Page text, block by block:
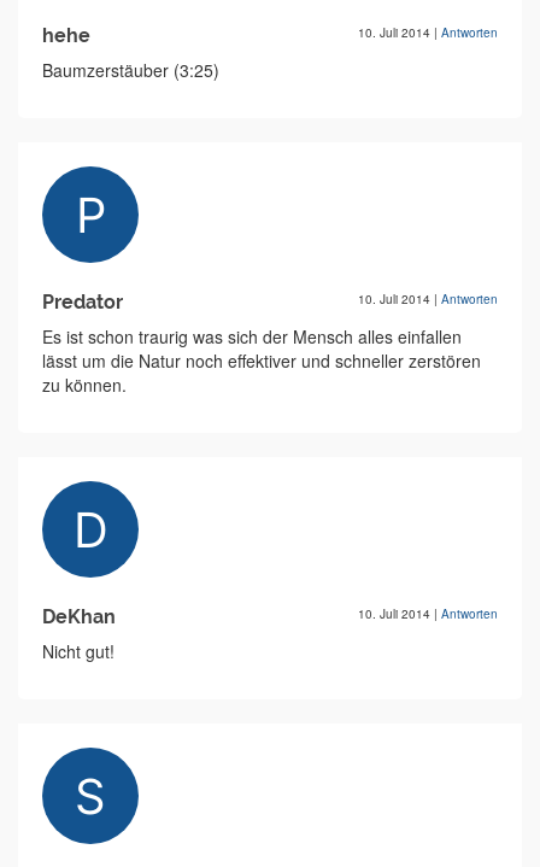
hehe 10. Juli 2014 | Antworten
Baumzerstäuber (3:25)
Predator 10. Juli 2014 | Antworten
Es ist schon traurig was sich der Mensch alles einfallen
lässt um die Natur noch effektiver und schneller zerstören
zu können.
DeKhan 10. Juli 2014 | Antworten
Nicht gut!